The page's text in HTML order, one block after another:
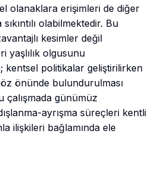
olanaklara erişimleri de diğer
olabilmektedir. Bu
kesimler değil
yaşlılık olgusunu
kentsel politikalar geliştirilirken
önünde bulundurulması
çalışmada günümüz
ayrışma süreçleri kentli
ilişkileri bağlamında ele